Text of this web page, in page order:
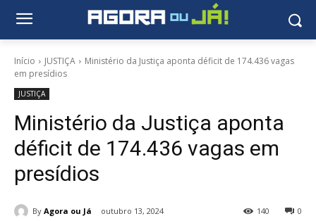
Início JUSTIÇA
Ministério da Justiça aponta déficit de 174.436 vagas
em presídios
JUSTIÇA
Ministério da Justiça aponta
déficit de 174.436 vagas em
presídios
By Agora ou Já outubro 13, 2024 0
140